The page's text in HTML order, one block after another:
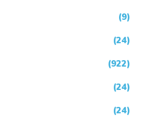
(9)
(24)
(922)
(24)
(24)